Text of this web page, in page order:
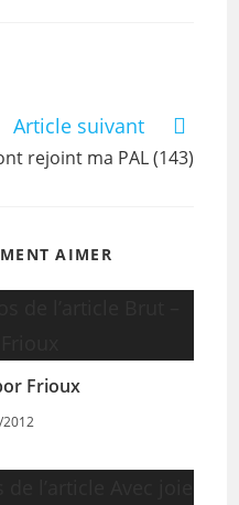
Article suivant
rejoint ma PAL (143)
AIMER
Frioux